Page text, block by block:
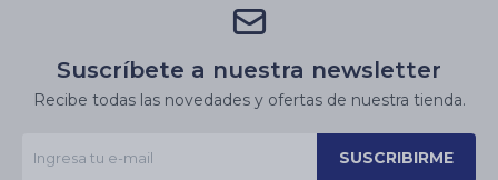
Suscríbete a nuestra newsletter
Recibe todas las novedades y ofertas de nuestra tienda.
SUSCRIBIRME